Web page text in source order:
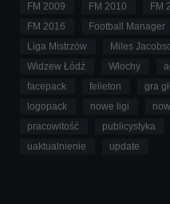
FM 2009
FM 2010 FM
FM 2016
Football Manager
Liga Mistrzów
Miles
Widzew Łódź
Włochy
facepack
felieton gra
logopack
nowe ligi
pracowitość
publicystyka
uaktualnienie
update